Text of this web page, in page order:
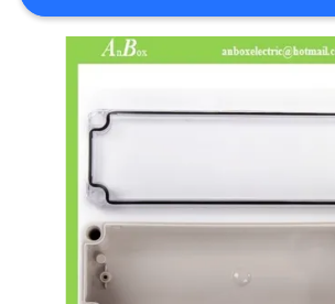
SHOPPING ONLINE
PRIVACY
POLICY